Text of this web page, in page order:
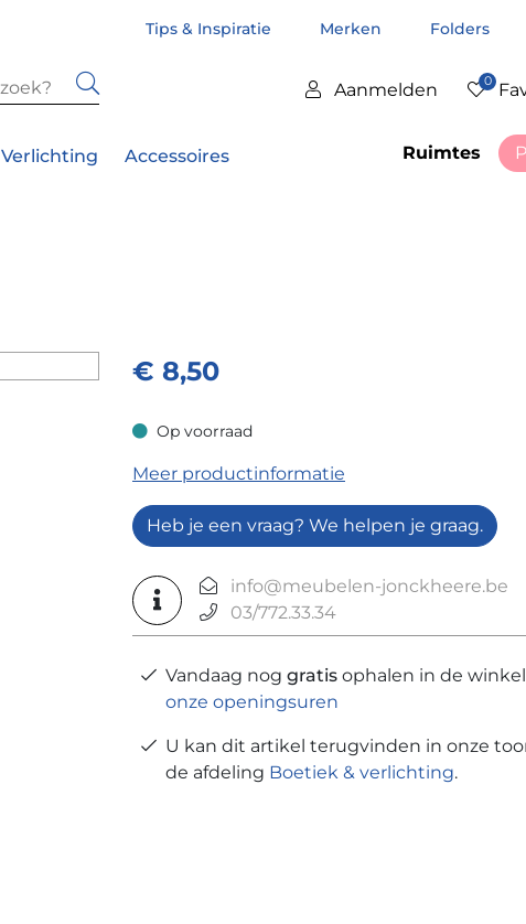
Tips & Inspiratie Merken Folders
Aanmelden 0
Verlichting Accessoires Ruimtes
€ 8,50
Op voorraad
Op voorraad
Meer productinformatie
Heb je een vraag? We helpen je graag.
info@meubelen-jonckheere.be
03/772.33.34
Vandaag nog gratis ophalen in de
onze openingsuren
U kan dit artikel terugvinden in onze
de afdeling Boetiek & verlichting.